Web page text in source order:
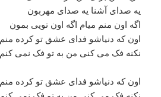
یه صدای آشنا یه صدای مهربون
اگه اون منم میام اگه اون تویی بمون
اون که دنیاشو فدای عشق تو کرده منم
نکنه فک می کنی من به تو فک نمی کنم
اون که دنیاشو فدای عشق تو کرده منم